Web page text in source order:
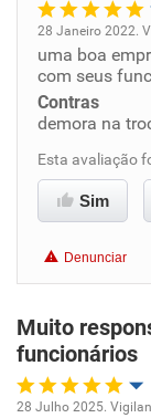
Ambiente de
Conciliação
Benefícios
28 Janeiro 2022.
uma boa
com seus
Contras
demora na
Esta avaliação
Sim
Denunciar
Muito
funcionários
28 Julho 2025.